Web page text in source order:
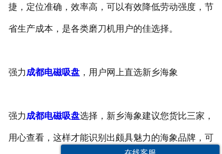
捷，定位准确，效率高，可以有效降低劳动强度，节
省生产成本，是各类磨刀机用户的佳选择。
强力成都电磁吸盘，用户网上直选新乡海象
强力成都电磁吸盘选择，新乡海象建议您货比三家，
用心查看，这样才能识别出颇具魅力的海象品牌，可